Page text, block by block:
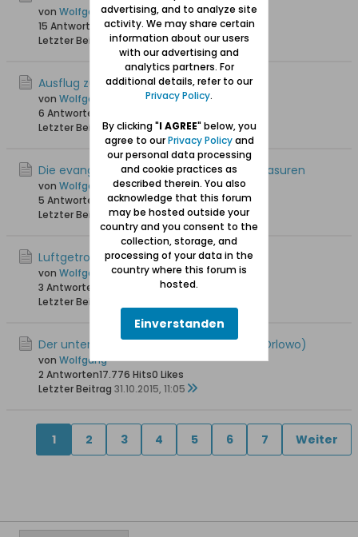
von Wolfgang
15 Antworten 27.904 Hits0 Likes
Letzter Beitrag29.08.2018, 21:28
Ausflug zum Gut Kronenhof
von Wolfgang
6 Antworten
Letzter Beitrag 08.11.2017, 19:19
Die evangelische Kirche in Sorquitten / Masuren
von Wolfgang
5 Antworten
23.084 Hits0 Likes
Letzter Beitrag22.09.2017, 12:11
Luftgetrocknete Flundern
von Wolfgang
3 Antworten
0 Likes
Letzter Beitrag
Der untergegangene Friedhof in Orloff (Orlowo)
von Wolfgang
2 Antworten17.776 Hits0 Likes
Letzter Beitrag 31.10.2015, 11:05
1 2 3 4 5 6 7 Weiter
advertising, and to analyze site
activity. We may share certain
information about our users
with our advertising and
analytics partners. For
additional details, refer to our
Privacy Policy.
By clicking "I AGREE" below, you
agree to ourPrivacy Policyand
our personal data processing
and cookie practices as
described therein. You also
acknowledge that this forum
may be hosted outside your
country and you consent to the
collection, storage, and
processing of your data in the
country where this forum is
hosted.
Einverstanden